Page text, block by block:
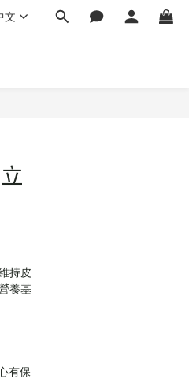
文
持皮
養基
有保